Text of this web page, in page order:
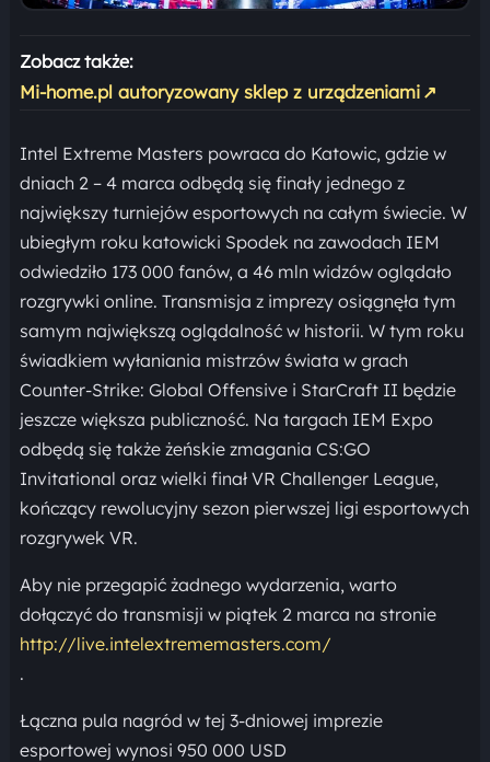
Zobacz także:
Mi-home.pl autoryzowany sklep z urządzeniami ↗
Intel Extreme Masters powraca do Katowic, gdzie w
dniach 2 – 4 marca odbędą się finały jednego z
największy turniejów esportowych na całym świecie. W
ubiegłym roku katowicki Spodek na zawodach IEM
odwiedziło 173 000 fanów, a 46 mln widzów oglądało
rozgrywki online. Transmisja z imprezy osiągnęła tym
samym największą oglądalność w historii. W tym roku
świadkiem wyłaniania mistrzów świata w grach
Counter-Strike: Global Offensive i StarCraft II będzie
jeszcze większa publiczność. Na targach IEM Expo
odbędą się także żeńskie zmagania CS:GO
Invitational oraz wielki finał VR Challenger League,
kończący rewolucyjny sezon pierwszej ligi esportowych
rozgrywek VR.
Aby nie przegapić żadnego wydarzenia, warto
dołączyć do transmisji w piątek 2 marca na stronie
http://live.intelextrememasters.com/
.
Łączna pula nagród w tej 3-dniowej imprezie
esportowej wynosi 950 000 USD